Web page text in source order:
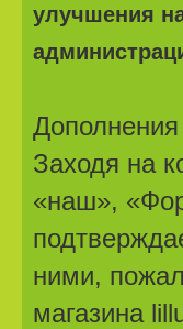
улучшения
Заходя на
«наш»,
ними,
магазина